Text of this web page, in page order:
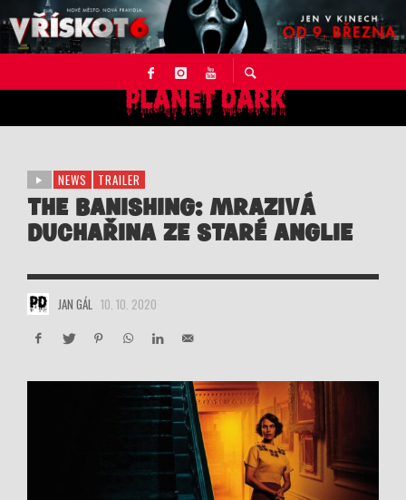
NEWS TRAILER
THE BANISHING: MRAZIVÁ
DUCHAŘINA ZE STARÉ ANGLIE
JAN GÁL 10. 10. 2020